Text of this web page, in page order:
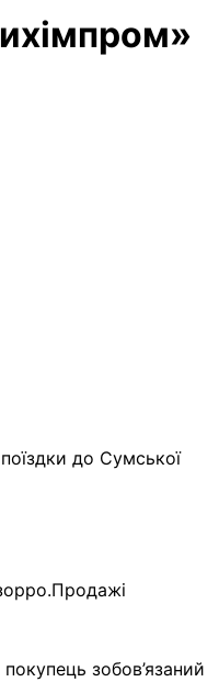
до Сумської
зобов’язаний